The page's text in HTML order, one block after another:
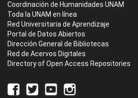
Coordinación de Humanidades UNAM
Toda la UNAM en línea
Red Universitaria de Aprendizaje
Portal de Datos Abiertos
Dirección General de Bibliotecas
Red de Acervos Digitales
Directory of Open Access Repositories